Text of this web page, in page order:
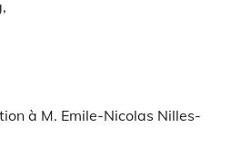
à M. Emile-Nicolas Nilles-